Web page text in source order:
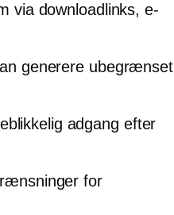
via downloadlinks, e-
generere ubegrænset
adgang efter
for